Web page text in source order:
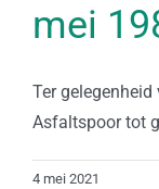
mei
Ter
Asfaltspoor tot
4 mei 2021